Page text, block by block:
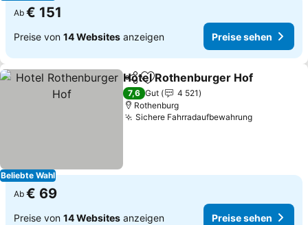
Ab € 151
Preise von 14 Websites anzeigen Preise sehen
Beliebte Wahl
TeilenZu Favoriten hinzufügen
Hotel Rothenburger Hof
7,6 Gut
4 521
Rothenburg
Sichere Fahrradaufbewahrung
Ab € 69
Preise von 14 Websites anzeigen Preise sehen